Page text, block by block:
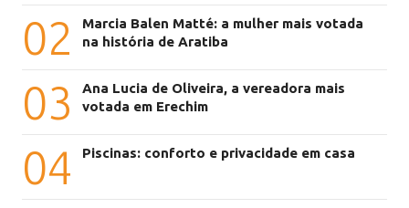
02
Marcia Balen Matté: a mulher mais votada
na história de Aratiba
03
Ana Lucia de Oliveira, a vereadora mais
votada em Erechim
04 Piscinas: conforto e privacidade em casa